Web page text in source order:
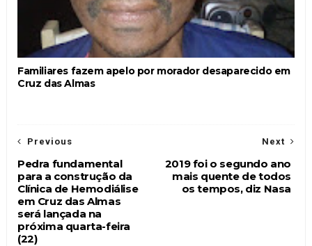
Familiares fazem apelo por morador desaparecido em
Cruz das Almas
Next
2019 foi o segundo ano
mais quente de todos
os tempos, diz Nasa
Previous
Pedra fundamental
para a construção da
Clínica de Hemodiálise
em Cruz das Almas
será lançada na
próxima quarta-feira
(22)